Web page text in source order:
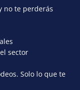
no te perderás
sector
Solo lo que te